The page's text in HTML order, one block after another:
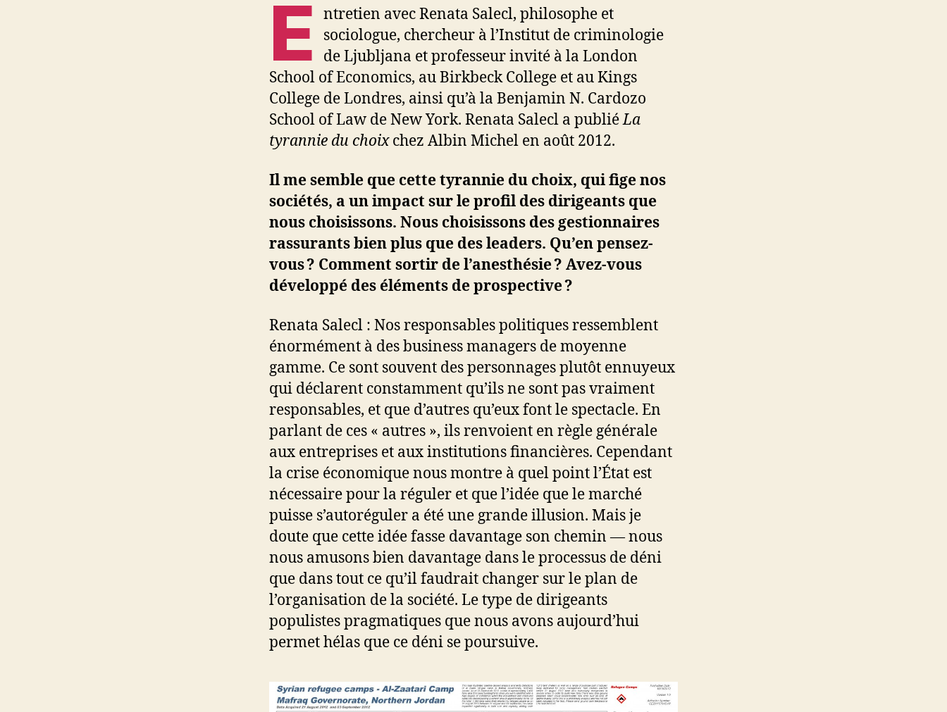
E ntretien avec Renata Salecl, philosophe et
sociologue, chercheur à l’Institut de criminologie
de Ljubljana et professeur invité à la London
School of Economics, au Birkbeck College et au Kings
College de Londres, ainsi qu’à la Benjamin N. Cardozo
School of Law de New York. Renata Salecl a publiéLa
tyrannie du choixchez Albin Michel en août 2012.
Il me semble que cette tyrannie du choix, qui fige nos
sociétés, a un impact sur le profil des dirigeants que
nous choisissons. Nous choisissons des gestionnaires
rassurants bien plus que des leaders. Qu’en pensez-
vous ? Comment sortir de l’anesthésie ? Avez-vous
développé des éléments de prospective ?
Renata Salecl : Nos responsables politiques ressemblent
énormément à des business managers de moyenne
gamme. Ce sont souvent des personnages plutôt ennuyeux
qui déclarent constamment qu’ils ne sont pas vraiment
responsables, et que d’autres qu’eux font le spectacle. En
parlant de ces « autres », ils renvoient en règle générale
aux entreprises et aux institutions financières. Cependant
la crise économique nous montre à quel point l’État est
nécessaire pour la réguler et que l’idée que le marché
puisse s’autoréguler a été une grande illusion. Mais je
doute que cette idée fasse davantage son chemin — nous
nous amusons bien davantage dans le processus de déni
que dans tout ce qu’il faudrait changer sur le plan de
l’organisation de la société. Le type de dirigeants
populistes pragmatiques que nous avons aujourd’hui
permet hélas que ce déni se poursuive.